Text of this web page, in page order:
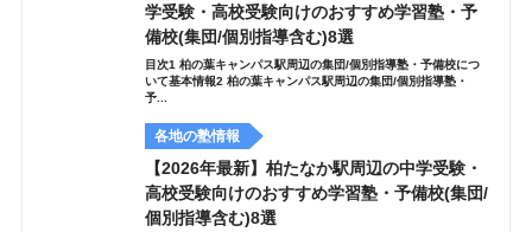
学受験・高校受験向けのおすすめ学習塾・予
備校(集団/個別指導含む)8選
目次1 柏の葉キャンパス駅周辺の集団/個別指導塾・予備校につ
いて基本情報2 柏の葉キャンパス駅周辺の集団/個別指導塾・
予...
各地の塾情報
【2026年最新】柏たなか駅周辺の中学受験・
高校受験向けのおすすめ学習塾・予備校(集団/
個別指導含む)8選